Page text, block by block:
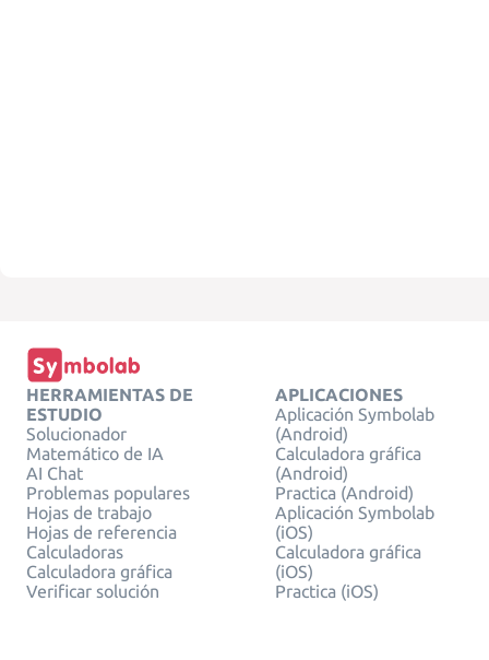
HERRAMIENTAS DE
ESTUDIO
Solucionador
Matemático de IA
AI Chat
Problemas populares
Hojas de trabajo
Hojas de referencia
Calculadoras
Calculadora gráfica
Verificar solución
APLICACIONES
Aplicación Symbolab
(Android)
Calculadora gráfica
(Android)
Practica (Android)
Aplicación Symbolab
(iOS)
Calculadora gráfica
(iOS)
Practica (iOS)